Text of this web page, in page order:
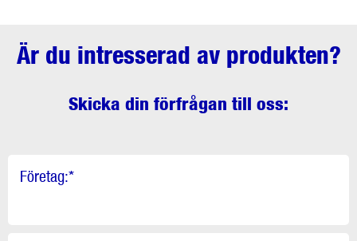
Är du intresserad av produkten?
Skicka din förfrågan till oss:
Företag:*